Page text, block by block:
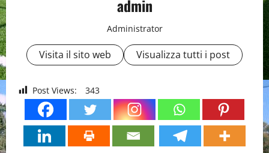
admin
Administrator
Visita il sito web Visualizza tutti i post
Post Views: 343